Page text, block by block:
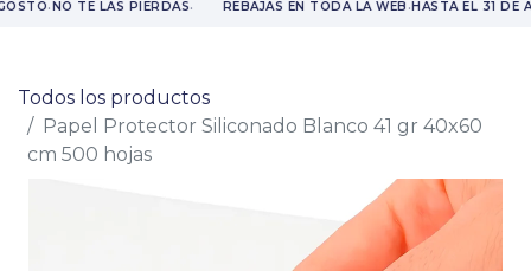
·NO TE LAS PIERDAS· REBAJAS EN TODA LA WEB· HASTA EL 31 DE
Todos los productos
Papel Protector Siliconado Blanco 41 gr 40x60
cm 500 hojas